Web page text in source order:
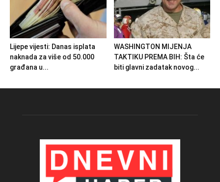
Lijepe vijesti: Danas isplata
naknada za više od 50.000
građana u...
WASHINGTON MIJENJA
TAKTIKU PREMA BIH: Šta će
biti glavni zadatak novog...